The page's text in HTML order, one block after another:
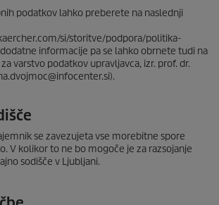
podatkov lahko preberete na naslednji
si/storitve/podpora/politika-
informacije pa se lahko obrnete tudi na
varstvo podatkov upravljavca, izr. prof. dr.
se zavezujeta vse morebitne spore
V kolikor to ne bo mogoče je za razsojanje
sodišče v Ljubljani.